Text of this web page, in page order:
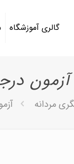
گالری آموزشگاه
آزمون درجه
مردانه